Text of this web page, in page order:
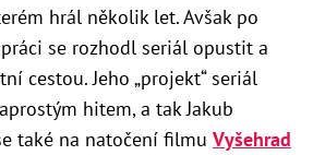
hrál několik let. Avšak po
se rozhodl seriál opustit a
cestou. Jeho „projekt“ seriál
hitem, a tak Jakub
také na natočení filmu Vyšehrad